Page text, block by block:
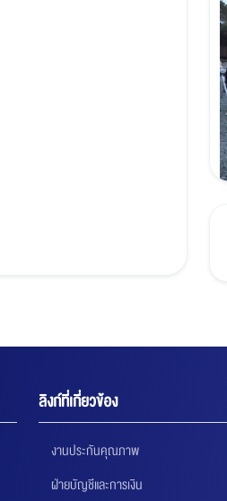
ลิงก์ที่เกี่ยวข้อง
งานประกันคุณภาพ
ฝ่ายบัญชีและการเงิน